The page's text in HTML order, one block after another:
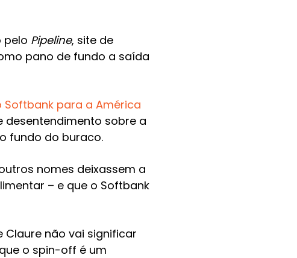
pelo Pipeline, site de
pano de fundo a saída
Softbank para a América
desentendimento sobre a
fundo do buraco.
nomes deixassem a
– e que o Softbank
Claure não vai significar
o spin-off é um